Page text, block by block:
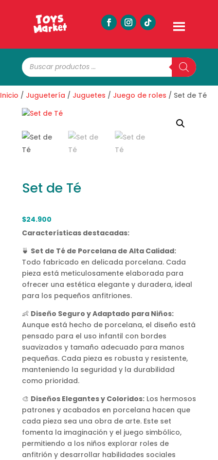
Búsqueda
de
productos
Inicio / Juguetería / Juguetes / Juego de roles / Set de Té
Set de Té
$24.900
Características destacadas:
🍵 Set de Té de Porcelana de Alta Calidad:
Todo fabricado en delicada porcelana. Cada
pieza está meticulosamente elaborada para
ofrecer una estética elegante y duradera, ideal
para los pequeños anfitriones.
👶 Diseño Seguro y Adaptado para Niños:
Aunque está hecho de porcelana, el diseño está
pensado para el uso infantil con bordes
suavizados y tamaño adecuado para manos
pequeñas. Cada pieza es robusta y resistente,
manteniendo la seguridad y la durabilidad
como prioridad.
🎨 Diseños Elegantes y Coloridos:Los hermosos
patrones y acabados en porcelana hacen que
cada pieza sea una obra de arte. Este set
fomenta la imaginación y el juego simbólico,
permitiendo a los niños explorar roles de
anfitrión y desarrollar habilidades sociales